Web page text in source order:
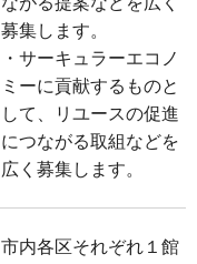
募集します。
・サーキュラーエコノ
ミーに貢献するものと
して、リユースの促進
につながる取組などを
広く募集します。
市内各区それぞれ１館